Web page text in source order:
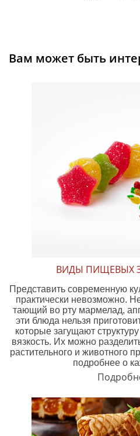
разрезанные на
Вам может быть
ВИДЫ ПИЩЕВЫХ
Представить современную
практически невозможно.
тающий во рту мармелад,
эти блюда нельзя
которые загущают
вязкость. Их можно
растительного и животного
подробнее о